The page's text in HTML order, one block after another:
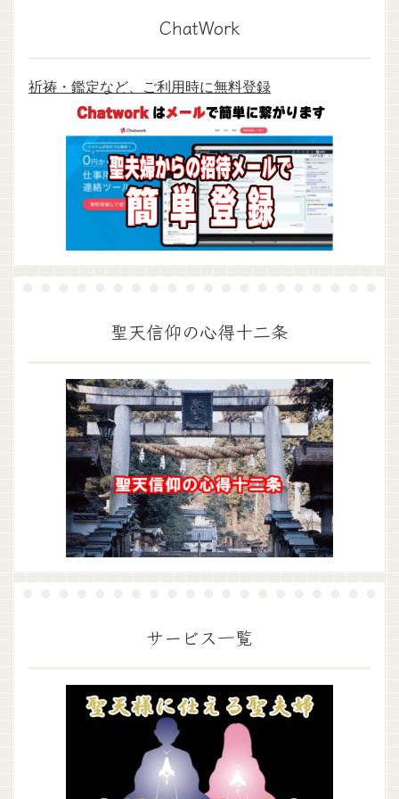
ChatWork
祈祷・鑑定など、ご利用時に無料登録
聖天信仰の心得十二条
サービス一覧